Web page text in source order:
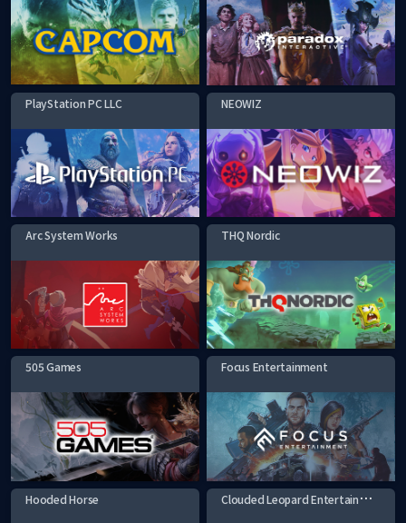
PlayStation PC LLC NEOWIZ
Arc System Works THQ Nordic
505 Games Focus Entertainment
Hooded Horse C
louded Leopard Entertainment